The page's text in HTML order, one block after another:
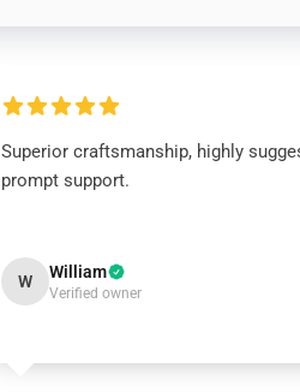
Superior craftsmanship, highly
prompt support.
W William
Verified owner